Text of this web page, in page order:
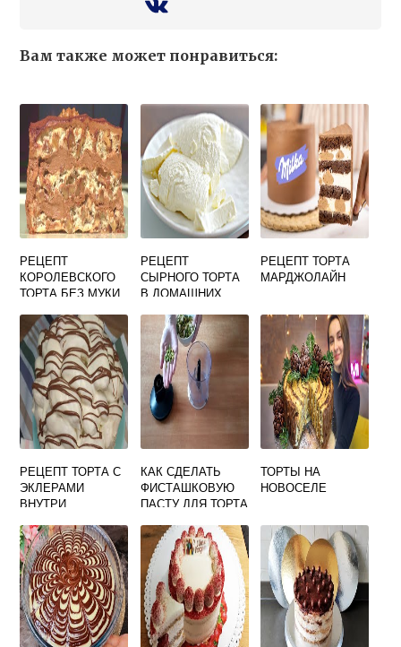
Вам также может понравиться:
РЕЦЕПТ
КОРОЛЕВСКОГО
ТОРТА БЕЗ МУКИ
РЕЦЕПТ
СЫРНОГО ТОРТА
В ДОМАШНИХ
РЕЦЕПТ ТОРТА
МАРДЖОЛАЙН
РЕЦЕПТ ТОРТА С
ЭКЛЕРАМИ
ВНУТРИ
КАК СДЕЛАТЬ
ФИСТАШКОВУЮ
ПАСТУ ДЛЯ ТОРТА
УСЛОВИЯХ
ТОРТЫ НА
НОВОСЕЛЕ